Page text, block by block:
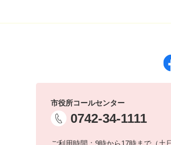
市役所コールセンター
0742-34-1111